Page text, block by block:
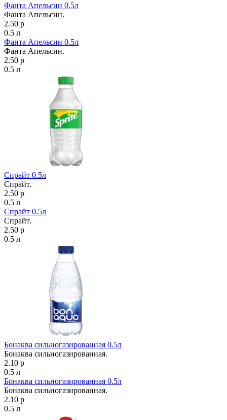
Фанта Апельсин 0.5л
Фанта Апельсин.
2.50 р
0.5 л
Фанта Апельсин 0.5л
Фанта Апельсин.
2.50 р
0.5 л
Спрайт 0.5л
Спрайт.
2.50 р
0.5 л
Спрайт 0.5л
Спрайт.
2.50 р
0.5 л
Бонаква сильногазированная 0.5л
Бонаква сильногазированная.
2.10 р
0.5 л
Бонаква сильногазированная 0.5л
Бонаква сильногазированная.
2.10 р
0.5 л